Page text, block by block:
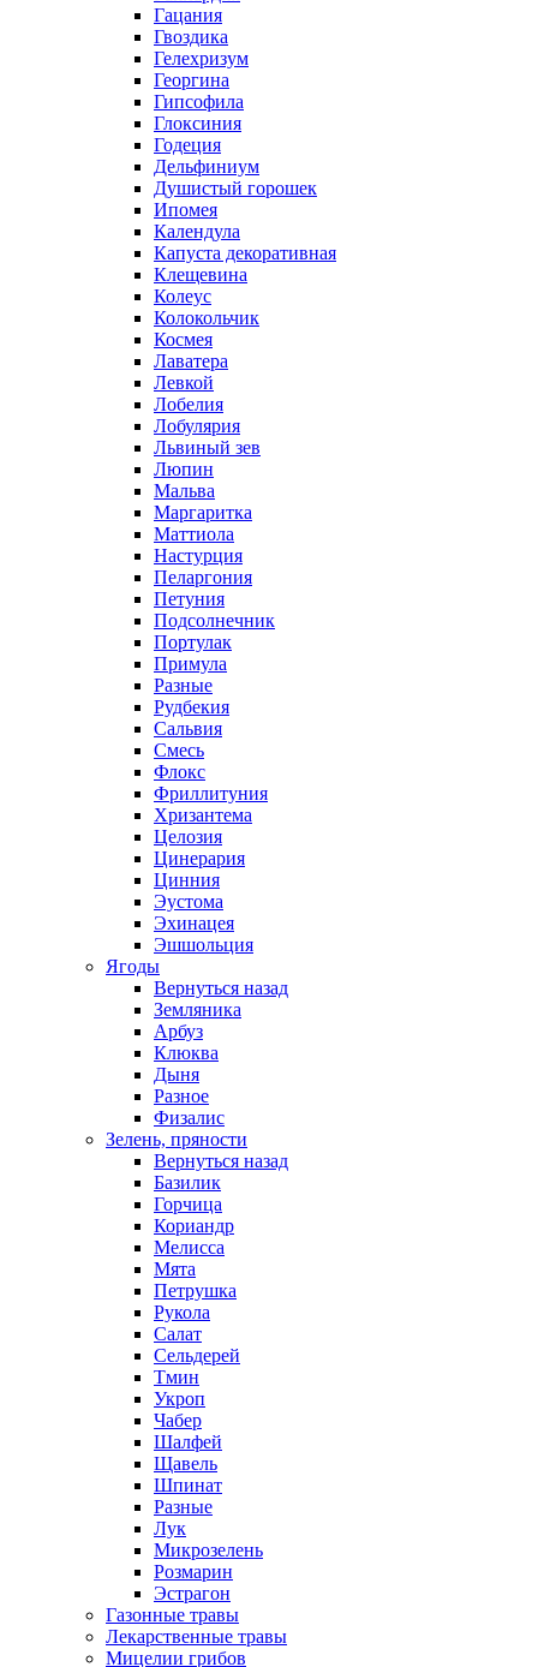
Гацания
Гвоздика
Гелехризум
Георгина
Гипсофила
Глоксиния
Годеция
Дельфиниум
Душистый горошек
Ипомея
Календула
Капуста декоративная
Клещевина
Колеус
Колокольчик
Космея
Лаватера
Левкой
Лобелия
Лобулярия
Львиный зев
Люпин
Мальва
Маргаритка
Маттиола
Настурция
Пеларгония
Петуния
Подсолнечник
Портулак
Примула
Разные
Рудбекия
Сальвия
Смесь
Флокс
Фриллитуния
Хризантема
Целозия
Цинерария
Цинния
Эустома
Эхинацея
Эшшольция
Ягоды
Вернуться назад
Земляника
Арбуз
Клюква
Дыня
Разное
Физалис
Зелень, пряности
Вернуться назад
Базилик
Горчица
Кориандр
Мелисса
Мята
Петрушка
Рукола
Салат
Сельдерей
Тмин
Укроп
Чабер
Шалфей
Щавель
Шпинат
Разные
Лук
Микрозелень
Розмарин
Эстрагон
Газонные травы
Лекарственные травы
Мицелии грибов